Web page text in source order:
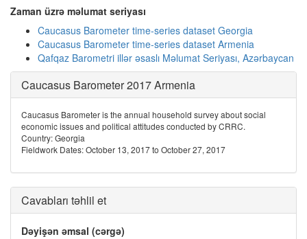
Zaman üzrə məlumat seriyası
Caucasus Barometer time-series dataset Georgia
Caucasus Barometer time-series dataset Armenia
Qafqaz Barometri illər əsaslı Məlumat Seriyası, Azərbaycan
Caucasus Barometer 2017 Armenia
Caucasus Barometer is the annual household survey about social
economic issues and political attitudes conducted by CRRC.
Country: Georgia
Fieldwork Dates: October 13, 2017 to October 27, 2017
Cavabları təhlil et
Dəyişən əmsal (cərgə)